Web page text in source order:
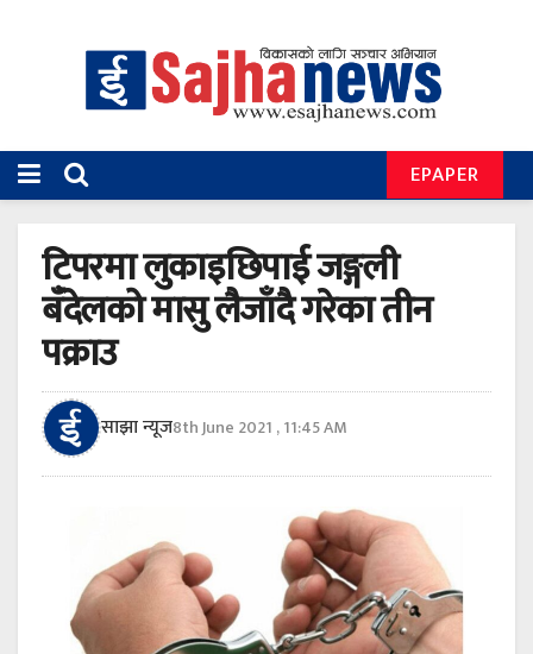
EPAPER
टिपरमा लुकाइछिपाई जङ्गली
बँदेलको मासु लैजाँदै गरेका तीन
पक्राउ
साझा न्यूज8th June 2021 , 11:45 AM